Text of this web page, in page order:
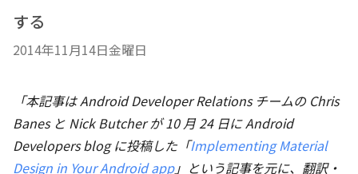
する
2014年11月14日金曜日
「本記事は Android Developer Relations チームの Chris
Banes と Nick Butcher が 10 月 24 日に Android
Developers blog に投稿した「Implementing Material
Design in Your Android app」という記事を元に、翻訳・